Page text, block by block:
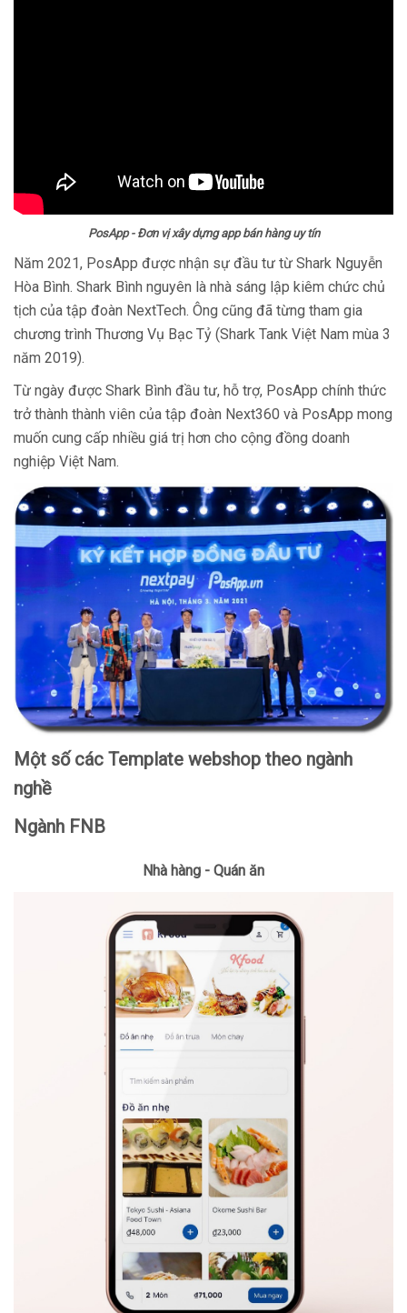
PosApp - Đơn vị xây dựng app bán hàng uy tín
Năm 2021, PosApp được nhận sự đầu tư từ Shark Nguyễn
Hòa Bình. Shark Bình nguyên là nhà sáng lập kiêm chức chủ
tịch của tập đoàn NextTech. Ông cũng đã từng tham gia
chương trình Thương Vụ Bạc Tỷ (Shark Tank Việt Nam mùa 3
năm 2019).
Từ ngày được Shark Bình đầu tư, hỗ trợ, PosApp chính thức
trở thành thành viên của tập đoàn Next360 và PosApp mong
muốn cung cấp nhiều giá trị hơn cho cộng đồng doanh
nghiệp Việt Nam.
Một số các Template webshop theo ngành
nghề
Ngành FNB
Nhà hàng - Quán ăn